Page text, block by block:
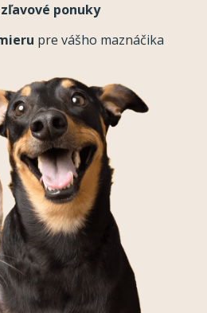
zľavové ponuky
pre vášho maznáčika